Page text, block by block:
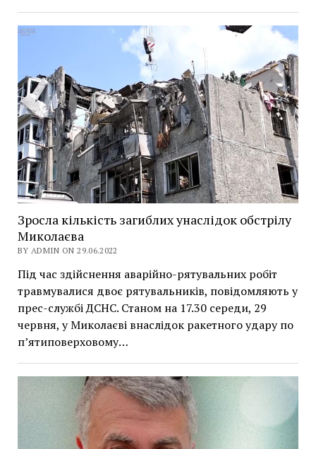
Зросла кількість загиблих унаслідок обстрілу
Миколаєва
BY ADMIN ON 29.06.2022
Під час здійснення аварійно-рятувальних робіт
травмувалися двоє рятувальників, повідомляють у
прес-службі ДСНС. Станом на 17.30 середи, 29
червня, у Миколаєві внаслідок ракетного удару по
п’ятиповерховому…